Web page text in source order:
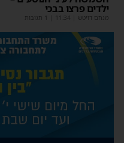
ילדים פרצו בבכי
מנחם דויטש 11:34